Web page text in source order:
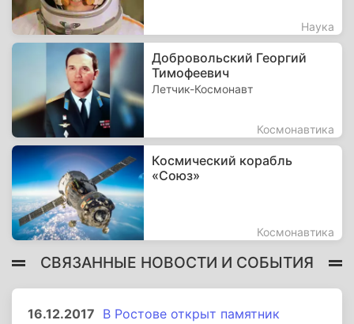
Наука
Добровольский Георгий
Тимофеевич
Летчик-Космонавт
Космонавтика
Космический корабль
«Союз»
Космонавтика
СВЯЗАННЫЕ НОВОСТИ И СОБЫТИЯ
16.12.2017 В Ростове открыт памятник